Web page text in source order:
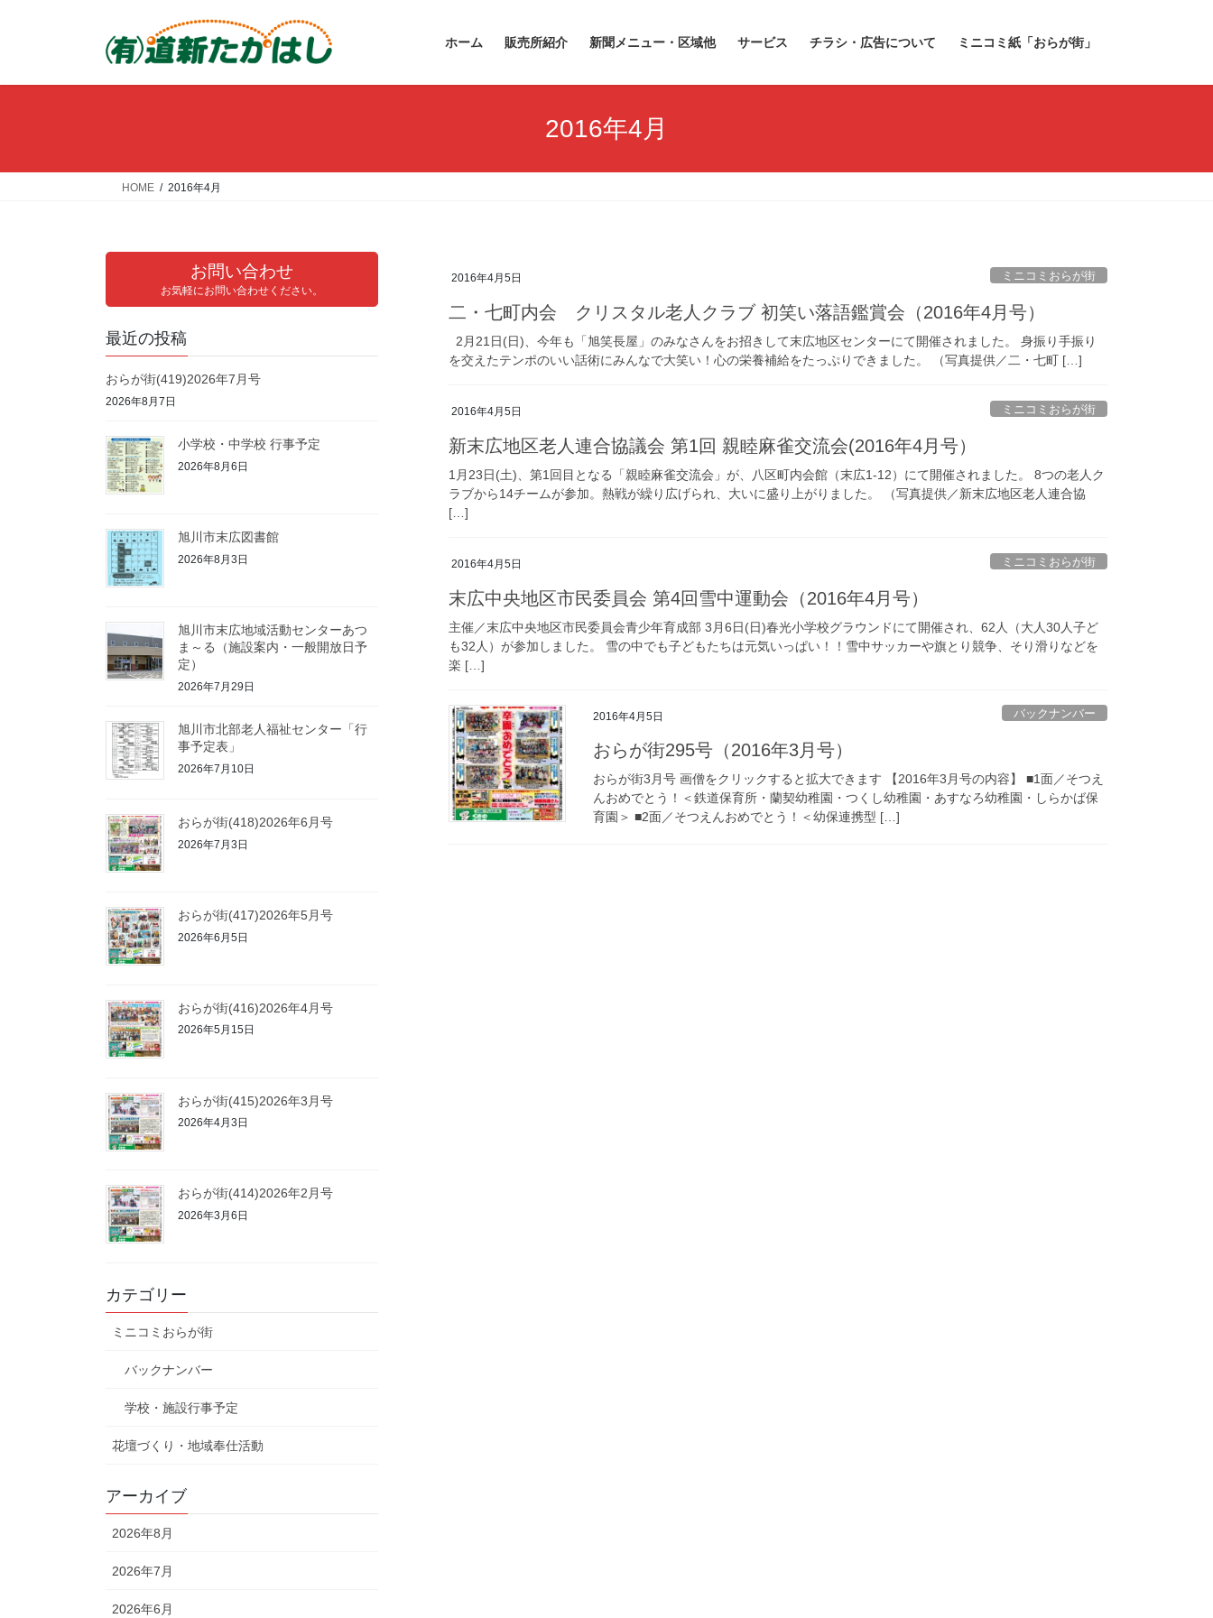
ホーム 販売所紹介 新聞メニュー・区域他 サービス チラシ・広告について ミニコミ紙「おらが街」
2016年4月
HOME 2016年4月
2016年4月5日 ミニコミおらが街
二・七町内会 クリスタル老人クラブ 初笑い落語鑑賞会（2016年4月号）
2月21日(日)、今年も「旭笑長屋」のみなさんをお招きして末広地区センターにて開催されました。 身振り手振り
を交えたテンポのいい話術にみんなで大笑い！心の栄養補給をたっぷりできました。 （写真提供／二・七町 […]
2016年4月5日 ミニコミおらが街
新末広地区老人連合協議会 第1回 親睦麻雀交流会(2016年4月号）
1月23日(土)、第1回目となる「親睦麻雀交流会」が、八区町内会館（末広1-12）にて開催されました。 8つの老人ク
ラブから14チームが参加。熱戦が繰り広げられ、大いに盛り上がりました。 （写真提供／新末広地区老人連合協
[…]
2016年4月5日 ミニコミおらが街
末広中央地区市民委員会 第4回雪中運動会（2016年4月号）
主催／末広中央地区市民委員会青少年育成部 3月6日(日)春光小学校グラウンドにて開催され、62人（大人30人子ど
も32人）が参加しました。 雪の中でも子どもたちは元気いっぱい！！雪中サッカーや旗とり競争、そり滑りなどを
楽 […]
2016年4月5日 バックナンバー
おらが街295号（2016年3月号）
おらが街3月号 画僧をクリックすると拡大できます 【2016年3月号の内容】 ■1面／そつえ
んおめでとう！＜鉄道保育所・蘭契幼稚園・つくし幼稚園・あすなろ幼稚園・しらかば保
育園＞ ■2面／そつえんおめでとう！＜幼保連携型 […]
お問い合わせ
お気軽にお問い合わせください。
最近の投稿
おらが街(419)2026年7月号
2026年8月7日
小学校・中学校 行事予定
2026年8月6日
旭川市末広図書館
2026年8月3日
旭川市末広地域活動センターあつ
ま～る（施設案内・一般開放日予
定）
2026年7月29日
旭川市北部老人福祉センター「行
事予定表」
2026年7月10日
おらが街(418)2026年6月号
2026年7月3日
おらが街(417)2026年5月号
2026年6月5日
おらが街(416)2026年4月号
2026年5月15日
おらが街(415)2026年3月号
2026年4月3日
おらが街(414)2026年2月号
2026年3月6日
カテゴリー
ミニコミおらが街
バックナンバー
学校・施設行事予定
花壇づくり・地域奉仕活動
アーカイブ
2026年8月
2026年7月
2026年6月